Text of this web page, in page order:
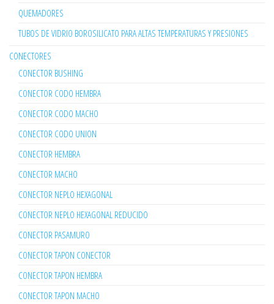
QUEMADORES
TUBOS DE VIDRIO BOROSILICATO PARA ALTAS TEMPERATURAS Y PRESIONES
CONECTORES
CONECTOR BUSHING
CONECTOR CODO HEMBRA
CONECTOR CODO MACHO
CONECTOR CODO UNION
CONECTOR HEMBRA
CONECTOR MACHO
CONECTOR NEPLO HEXAGONAL
CONECTOR NEPLO HEXAGONAL REDUCIDO
CONECTOR PASAMURO
CONECTOR TAPON CONECTOR
CONECTOR TAPON HEMBRA
CONECTOR TAPON MACHO